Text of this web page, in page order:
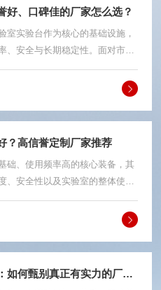
好、口碑佳的厂家怎么选？
室实验台作为核心的基础设施，
、安全与长期稳定性。面对市场
好、口碑佳的厂家，成为采购决
指南，能帮助您拨开迷雾，做出
实力，可以从以下几个维度入
家能够提供从实验室整体规划、
？高信誉定制厂家推荐
础、使用频率高的核心装备，其
、安全性以及实验室的整体使用
应商，如何挑选一家口碑好、信
，是许多实验室管理者与建设方
不止于生产：全链条综合服务
选择，不能仅仅看作是一件家具
实验室实验台选购避坑指南：如何甄别真正有实力的厂家？